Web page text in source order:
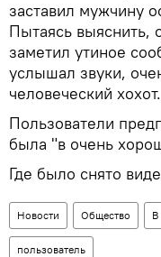
заставил мужчину
Пытаясь выяснить,
заметил утиное
услышал звуки,
человеческий хохот.
Пользователи
была "в очень
Где было снято
Новости Общество В
пользователь